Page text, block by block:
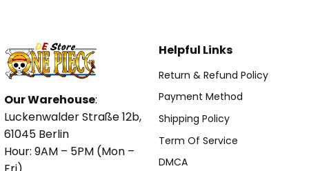
Our Warehouse:
Luckenwalder Straße 12b,
61045 Berlin
Hour: 9AM – 5PM (Mon –
Helpful Links
Return & Refund Policy
Payment Method
Shipping Policy
Term Of Service
DMCA